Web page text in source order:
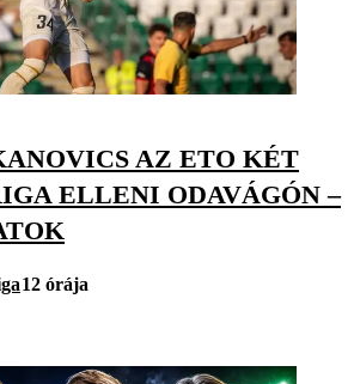
AZ ETO KÉT
ELLENI ODAVÁGÓN –
12 órája